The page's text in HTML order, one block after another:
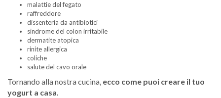
malattie del fegato
raffreddore
dissenteria da antibiotici
sindrome del colon irritabile
dermatite atopica
rinite allergica
coliche
salute del cavo orale
Tornando alla nostra cucina, ecco come puoi creare il tuo
yogurt a casa.